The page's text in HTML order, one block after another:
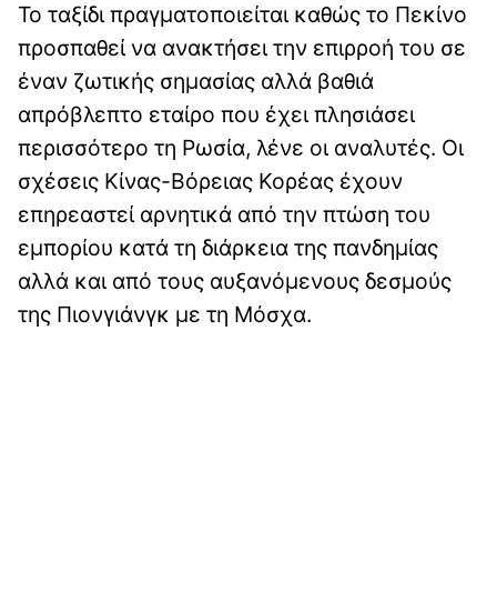
Το ταξίδι πραγματοποιείται καθώς το Πεκίνο
προσπαθεί να ανακτήσει την επιρροή του σε
έναν ζωτικής σημασίας αλλά βαθιά
απρόβλεπτο εταίρο που έχει πλησιάσει
περισσότερο τη Ρωσία, λένε οι αναλυτές. Οι
σχέσεις Κίνας-Βόρειας Κορέας έχουν
επηρεαστεί αρνητικά από την πτώση του
εμπορίου κατά τη διάρκεια της πανδημίας
αλλά και από τους αυξανόμενους δεσμούς
της Πιονγιάνγκ με τη Μόσχα.